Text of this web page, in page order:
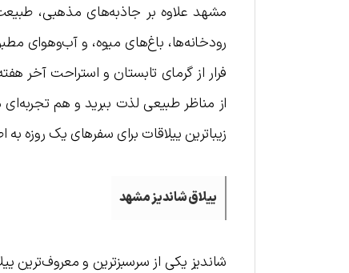
مشهد علاوه بر جاذبه‌های مذهبی،
رودخانه‌ها، باغ‌های میوه، و آب‌و‌هوای
فرار از گرمای تابستان و استراحت آخر
از مناظر طبیعی لذت ببرید و هم تجربه‌ای
زیباترین ییلاقات برای سفرهای یک روزه
ییلاق شاندیز مشهد